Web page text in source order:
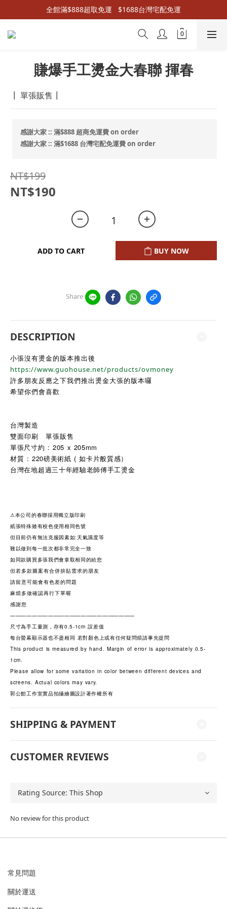
全館滿$888超取免運   $1688台灣宅配免運
賺爆手工燙金大春聯 揮春
┃ 單張販售┃
感謝大家 :: 滿$888 超商免運費 on order
感謝大家 :: 滿$1688 台灣宅配免運費 on order
NT$199
NT$190
ADD TO CART BUY NOW
Share
DESCRIPTION
小張沒有燙金的版本推出後
https://www.guohouse.net/products/ovmoney
許多朋友反應之下我們推出燙金大張的版本囉
希望你們會喜歡
台灣製造
雙面印刷 單張販售
單張尺寸約 : 205 x 205mm
材質 : 220磅美術紙 ( 如卡片般質感）
台灣在地超過三十年經驗老師傅手工燙金
⚠本公司的春聯採用獨立版印刷
紙張特殊雖有校色使用相同色號
但目前仍有無法克服因素如:天氣濕度等
難以做到每一批次都非常完全一致
如同款購買多張我們會拿取相同的給您
但若多款圖案有合併拚貼需求的朋友
請留意可能會有色差的問題
麻煩多做確認再行下單喔
感謝您
———————————————————————
尺寸為手工量測，存有0.5-1cm 誤差值
每台螢幕顯示器也不盡相同 若對顏色上或有任何疑問煩請事先提問
This product is measured by hand. Margin of error is approximately 0.5-
1cm.
Please allow for some variation in color between different devices and
screens. Actual colors may vary.
郭公館工作室實品拍攝繪圖設計著作權所有
SHIPPING & PAYMENT
CUSTOMER REVIEWS
No review for this product
常見問題
關於運送